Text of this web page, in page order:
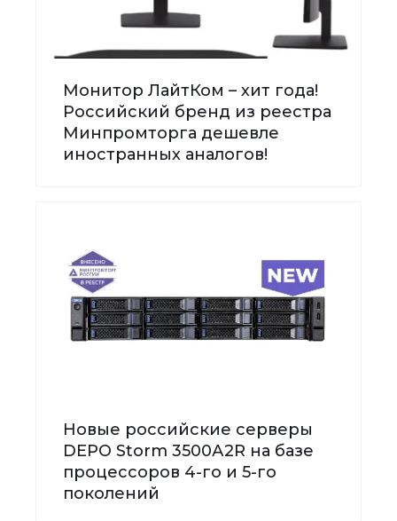
Монитор ЛайтКом – хит года!
Российский бренд из реестра
Минпромторга дешевле
иностранных аналогов!
Новые российские серверы
DEPO Storm 3500А2R на базе
процессоров 4-го и 5-го
поколений